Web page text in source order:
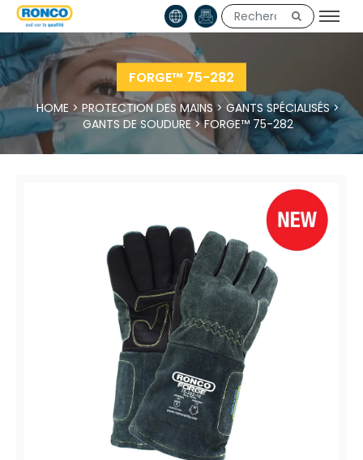
FORGE™ 75-282
HOME > PROTECTION DES MAINS> GANTS SPÉCIALISÉS>
GANTS DE SOUDURE>FORGE™ 75-282